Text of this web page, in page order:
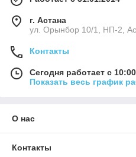
г. Астана
ул. Орынбор 10/1, НП-2,
Контакты
Сегодня работает с
Показать весь график
О нас
Контакты